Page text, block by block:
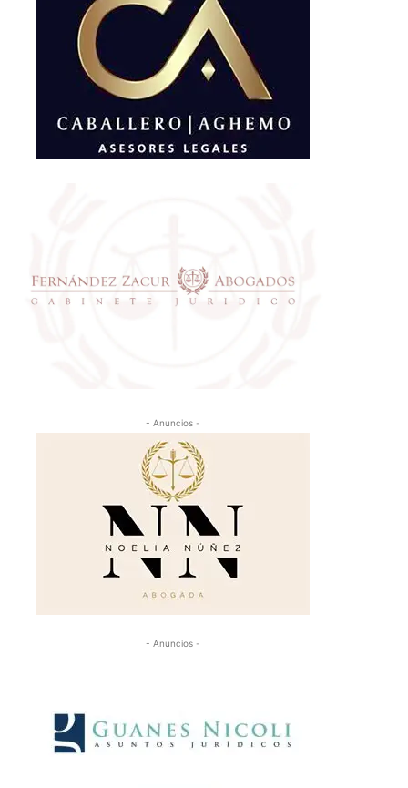
- Anuncios -
- Anuncios -